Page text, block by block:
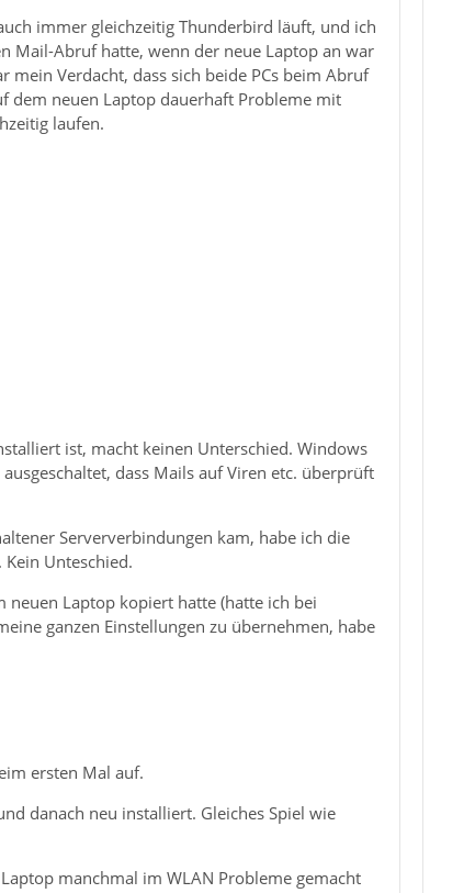
immer gleichzeitig Thunderbird läuft, und ich
Mail-Abruf hatte, wenn der neue Laptop an war
Verdacht, dass sich beide PCs beim Abruf
dem neuen Laptop dauerhaft Probleme mit
laufen.
ist, macht keinen Unterschied. Windows
dass Mails auf Viren etc. überprüft
Serververbindungen kam, habe ich die
Unteschied.
Laptop kopiert hatte (hatte ich bei
ganzen Einstellungen zu übernehmen, habe
ersten Mal auf.
danach neu installiert. Gleiches Spiel wie
manchmal im WLAN Probleme gemacht